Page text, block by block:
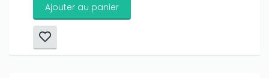
Ajouter au panier